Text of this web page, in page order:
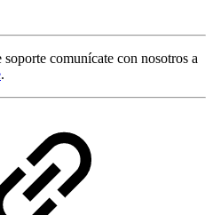
comunícate con nosotros a
.